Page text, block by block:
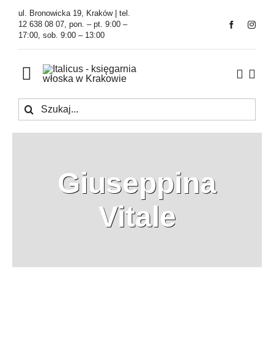
Przejdź
zawartości
ul. Bronowicka 19, Kraków | tel.
12 638 08 07, pon. – pt. 9:00 –
17:00, sob. 9:00 – 13:00
Toggle
Navigation
Księgarnia
Tłumaczenia
Szukaj
Giuseppina
Vitale